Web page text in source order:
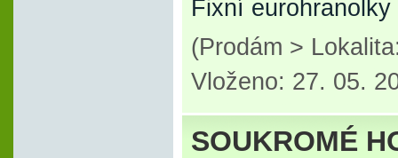
Fixní
(Prodám >
Vloženo: 27. 05.
SOUKROMÉ